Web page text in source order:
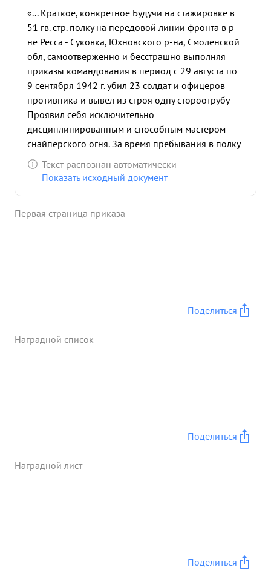
«... Краткое, конкретное Будучи на стажировке в
51 гв. стр. полку на передовой линии фронта в р-
не Ресса - Суковка, Юхновского р-на, Смоленской
обл, самоотверженно и бесстрашно выполняя
приказы командования в период с 29 августа по
9 сентября 1942 г. убил 23 солдат и офицеров
противника и вывел из строя одну стороотрубу
Проявил себя исключительно
дисциплинированным и способным мастером
снайперского огня. За время пребывания в полку
проявил себя преданным защитником
Социалистической Родине ...»
Текст распознан автоматически
Показать исходный документ
Первая страница приказа
Поделиться
Наградной список
Поделиться
Наградной лист
Поделиться